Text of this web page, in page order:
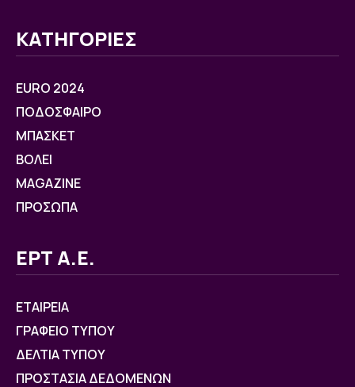
ΚΑΤΗΓΟΡΙΕΣ
EURO 2024
ΠΟΔΟΣΦΑΙΡΟ
ΜΠΑΣΚΕΤ
ΒOΛΕΙ
MAGAZINE
ΠΡΟΣΩΠΑ
ΕΡΤ Α.Ε.
ΕΤΑΙΡΕΙΑ
ΓΡΑΦΕΙΟ ΤΥΠΟΥ
ΔΕΛΤΙΑ ΤΥΠΟΥ
ΠΡΟΣΤΑΣΙΑ ΔΕΔΟΜΕΝΩΝ